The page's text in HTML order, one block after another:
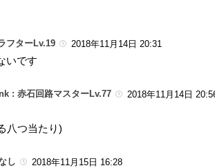
フターLv.19 2018年11月14日 20:31
いです
: 赤石回路マスターLv.77 2018年11月14日
八つ当たり)
し 2018年11月15日 16:28